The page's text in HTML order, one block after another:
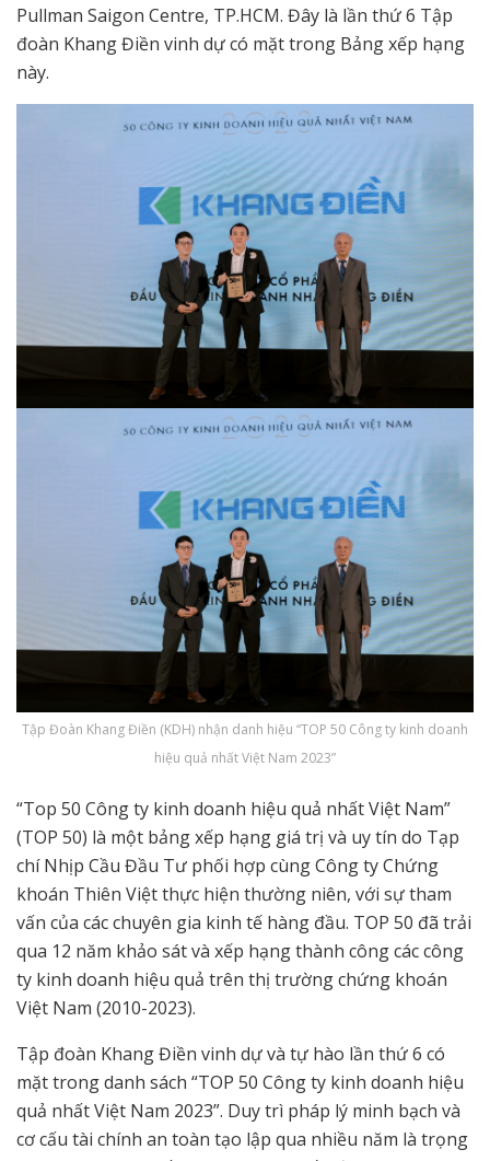
Pullman Saigon Centre, TP.HCM. Đây là lần thứ 6 Tập
đoàn Khang Điền vinh dự có mặt trong Bảng xếp hạng
này.
Tập Đoàn Khang Điền (KDH) nhận danh hiệu “TOP 50 Công ty kinh doanh
hiệu quả nhất Việt Nam 2023”
“Top 50 Công ty kinh doanh hiệu quả nhất Việt Nam”
(TOP 50) là một bảng xếp hạng giá trị và uy tín do Tạp
chí Nhịp Cầu Đầu Tư phối hợp cùng Công ty Chứng
khoán Thiên Việt thực hiện thường niên, với sự tham
vấn của các chuyên gia kinh tế hàng đầu. TOP 50 đã trải
qua 12 năm khảo sát và xếp hạng thành công các công
ty kinh doanh hiệu quả trên thị trường chứng khoán
Việt Nam (2010-2023).
Tập đoàn Khang Điền vinh dự và tự hào lần thứ 6 có
mặt trong danh sách “TOP 50 Công ty kinh doanh hiệu
quả nhất Việt Nam 2023”. Duy trì pháp lý minh bạch và
cơ cấu tài chính an toàn tạo lập qua nhiều năm là trọng